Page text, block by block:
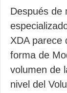
Después de
XDA parece
forma de
volumen de
nivel del